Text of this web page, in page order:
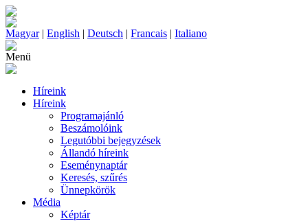
Magyar| English | Deutsch | Francais | Italiano
Menü
Híreink
Híreink
Programajánló
Beszámolóink
Legutóbbi bejegyzések
Állandó híreink
Eseménynaptár
Keresés, szűrés
Ünnepkörök
Média
Képtár